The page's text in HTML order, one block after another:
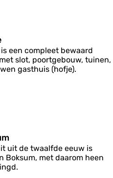
een compleet bewaard
slot, poortgebouw, tuinen,
gasthuis (hofje).
uit de twaalfde eeuw is
Boksum, met daarom heen